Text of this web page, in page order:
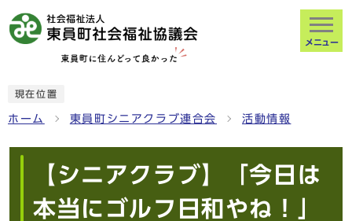
メニュー
現在位置
ホーム 東員町シニアクラブ連合会 活動情報
【シニアクラブ】「今日は
本当にゴルフ日和やね！」